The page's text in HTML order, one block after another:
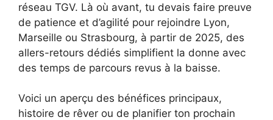
réseau TGV. Là où avant, tu devais faire preuve
de patience et d’agilité pour rejoindre Lyon,
Marseille ou Strasbourg, à partir de 2025, des
allers-retours dédiés simplifient la donne avec
des temps de parcours revus à la baisse.
Voici un aperçu des bénéfices principaux,
histoire de rêver ou de planifier ton prochain